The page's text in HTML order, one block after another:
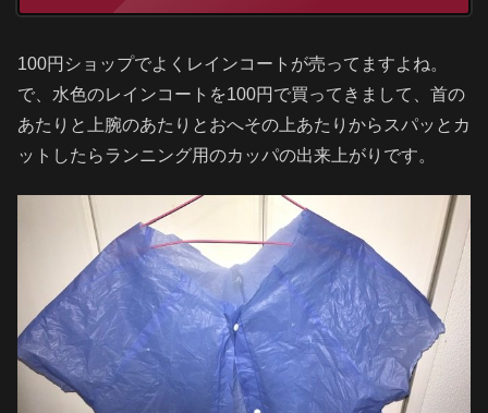
100円ショップでよくレインコートが売ってますよね。
で、水色のレインコートを100円で買ってきまして、首の
あたりと上腕のあたりとおへその上あたりからスパッとカ
ットしたらランニング用のカッパの出来上がりです。